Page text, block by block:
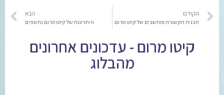
הקודם
תכנית תקשורת ומחשבים של קיטו מרום
הבא
היתרונות של קיטו מרום נחשפים
קיטו מרום - עדכונים אחרונים
מהבלוג